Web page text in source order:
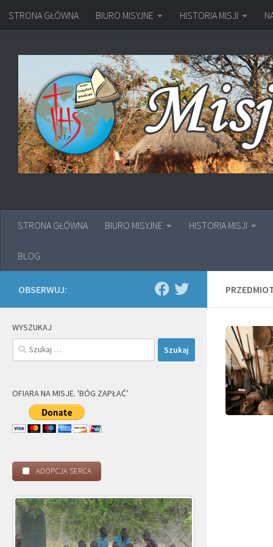
Przejdź do treści
STRONA GŁÓWNA BIURO MISYJNE HISTORIA MISJI
STRONA GŁÓWNA BIURO MISYJNE HISTORIA MISJI
BLOG
OBSERWUJ:
WYSZUKAJ
Szukaj:
OFIARA NA MISJE. 'BÓG ZAPŁAĆ’
ADOPCJA SERCA